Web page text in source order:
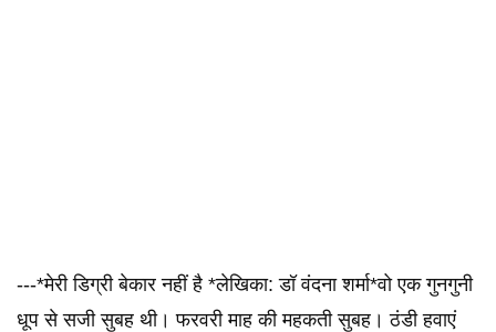
---*मेरी डिग्री बेकार नहीं है *लेखिका: डॉ वंदना शर्मा*वो एक गुनगुनी
धूप से सजी सुबह थी। फरवरी माह की महकती सुबह। ठंडी हवाएं